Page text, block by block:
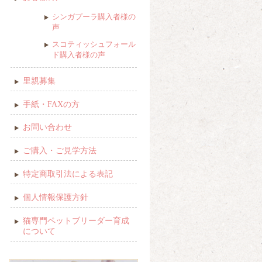
シンガプーラ購入者様の
声
スコティッシュフォール
ド購入者様の声
里親募集
手紙・FAXの方
お問い合わせ
ご購入・ご見学方法
特定商取引法による表記
個人情報保護方針
猫専門ペットブリーダー育成
について